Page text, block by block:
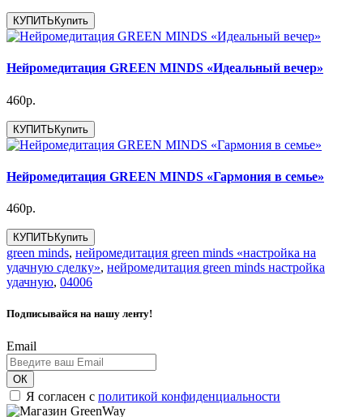
КУПИТЬ Купить
Нейромедитация GREEN MINDS «Идеальный вечер»
460р.
КУПИТЬКупить
Нейромедитация GREEN MINDS «Гармония в семье»
460р.
КУПИТЬ Купить
green minds, нейромедитация green minds «настройка на
удачную сделку», нейромедитация green minds настройка
удачную, 04006
Подписывайся на нашу ленту!
Email
ОК
Я согласен с политикой конфиденциальности